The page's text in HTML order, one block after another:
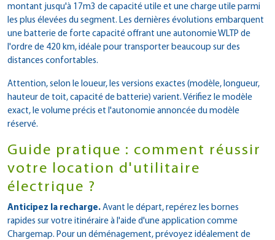
montant jusqu'à 17m3 de capacité utile et une charge utile parmi
les plus élevées du segment. Les dernières évolutions embarquent
une batterie de forte capacité offrant une autonomie WLTP de
l'ordre de 420 km, idéale pour transporter beaucoup sur des
distances confortables.
Attention, selon le loueur, les versions exactes (modèle, longueur,
hauteur de toit, capacité de batterie) varient. Vérifiez le modèle
exact, le volume précis et l'autonomie annoncée du modèle
réservé.
Guide pratique : comment réussir
votre location d'utilitaire
électrique ?
Anticipez la recharge. Avant le départ, repérez les bornes
rapides sur votre itinéraire à l'aide d'une application comme
Chargemap. Pour un déménagement, prévoyez idéalement de